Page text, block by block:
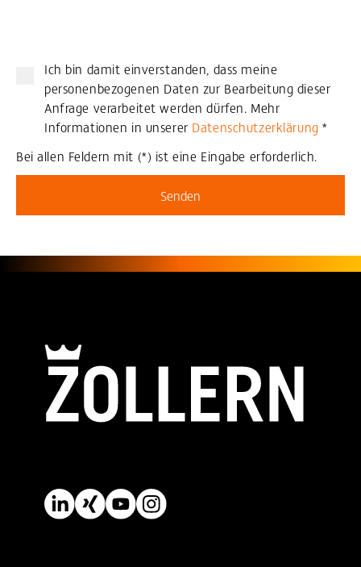
Ich bin damit einverstanden, dass meine
personenbezogenen Daten zur Bearbeitung dieser
Anfrage verarbeitet werden dürfen. Mehr
Informationen in unserer Datenschutzerklärung *
Bei allen Feldern mit (*) ist eine Eingabe erforderlich.
Senden